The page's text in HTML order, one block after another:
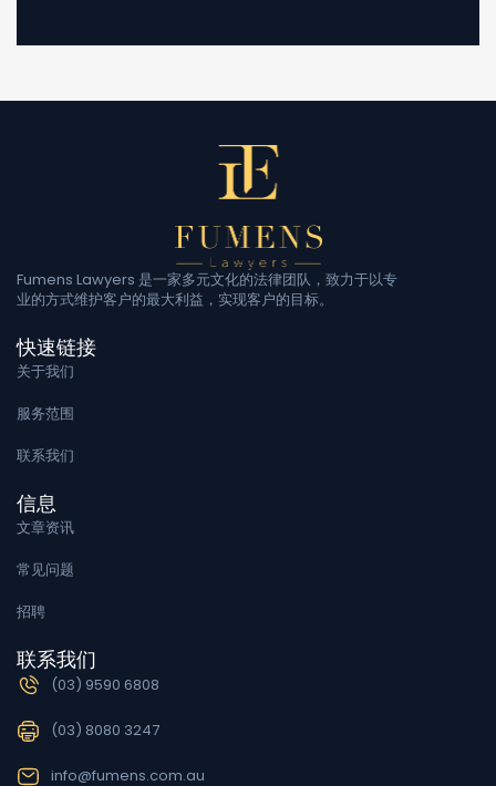
Fumens Lawyers 是一家多元文化的法律团队，致力于以专
业的方式维护客户的最大利益，实现客户的目标。
快速链接
关于我们
服务范围
联系我们
信息
文章资讯
常见问题
招聘
联系我们
(03) 9590 6808
(03) 8080 3247
info@fumens.com.au